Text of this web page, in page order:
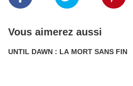
Vous aimerez aussi
UNTIL DAWN : LA MORT SANS FIN